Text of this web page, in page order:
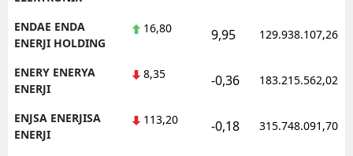
ENDAE ENDA
ENERJI HOLDING
16,80 9,95 129.938.107,26
ENERY ENERYA
ENERJI
8,35 -0,36 183.215.562,02
ENJSA ENERJISA
ENERJI
113,20 -0,18 315.748.091,70